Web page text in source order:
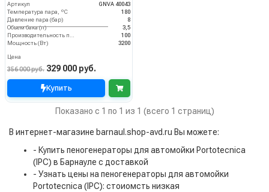
Артикул
GNVA 40043
Температура пара, ºС
180
Давление пара (бар)
8
Объем бака (л)
3,5
100
Мощность (Вт)
3200
Цена
356 000 руб. 329 000 руб.
Купить
Показано с 1 по 1 из 1 (всего 1 страниц)
В интернет-магазине barnaul.shop-avd.ru Вы можете:
- Купить пеногенераторы для автомойки Portotecnica
(IPC) в Барнауле с доставкой
- Узнать цены на пеногенераторы для автомойки
Portotecnica (IPC): стоиомсть низкая